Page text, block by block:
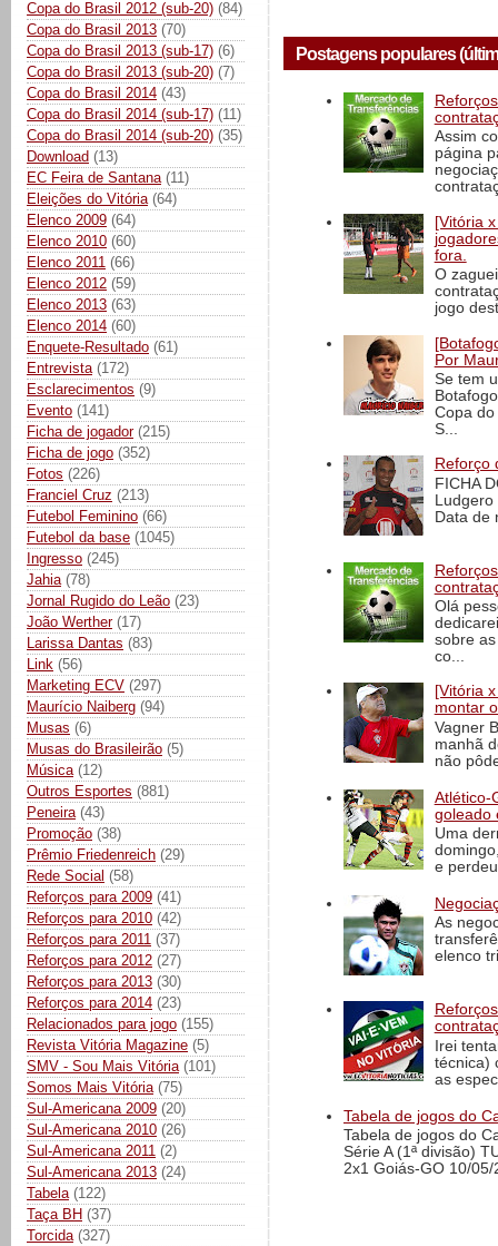
Copa do Brasil 2012 (sub-20) (84)
Copa do Brasil 2013 (70)
Copa do Brasil 2013 (sub-17) (6)
Copa do Brasil 2013 (sub-20) (7)
Copa do Brasil 2014 (43)
Copa do Brasil 2014 (sub-17) (11)
Copa do Brasil 2014 (sub-20) (35)
Download (13)
EC Feira de Santana (11)
Eleições do Vitória (64)
Elenco 2009 (64)
Elenco 2010 (60)
Elenco 2011 (66)
Elenco 2012 (59)
Elenco 2013 (63)
Elenco 2014 (60)
Enquete-Resultado (61)
Entrevista (172)
Esclarecimentos (9)
Evento (141)
Ficha de jogador (215)
Ficha de jogo (352)
Fotos (226)
Franciel Cruz (213)
Futebol Feminino (66)
Futebol da base (1045)
Ingresso (245)
Jahia (78)
Jornal Rugido do Leão (23)
João Werther (17)
Larissa Dantas (83)
Link (56)
Marketing ECV (297)
Maurício Naiberg (94)
Musas (6)
Musas do Brasileirão (5)
Música (12)
Outros Esportes (881)
Peneira (43)
Promoção (38)
Prêmio Friedenreich (29)
Rede Social (58)
Reforços para 2009 (41)
Reforços para 2010 (42)
Reforços para 2011 (37)
Reforços para 2012 (27)
Reforços para 2013 (30)
Reforços para 2014 (23)
Relacionados para jogo (155)
Revista Vitória Magazine (5)
SMV - Sou Mais Vitória (101)
Somos Mais Vitória (75)
Sul-Americana 2009 (20)
Sul-Americana 2010 (26)
Sul-Americana 2011 (2)
Sul-Americana 2013 (24)
Tabela (122)
Taça BH (37)
Torcida (327)
Postagens populares
Assim
página
[Vitória
fora.
O
jogo
Por
Se tem
Copa
S...
Reforço
FICHA
Ludgero
Data de
Olá
sobre
co...
[Vitória
montar
Vagner
manhã
não
Atlético-
goleado
Uma
e
As
elenco
Irei
técnica)
as
Tabela de jogos do
Tabela de jogos do
Série A (1ª divisão)
2x1 Goiás-GO 10/05/